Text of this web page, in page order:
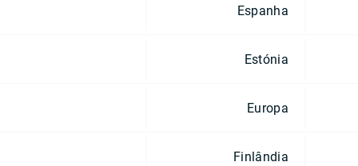
Espanha
Estónia
Europa
Finlândia